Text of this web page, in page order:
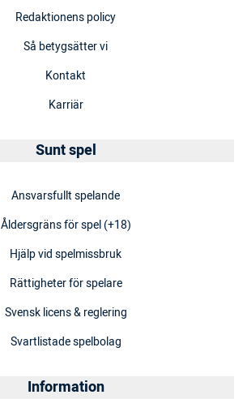
Redaktionens policy
Så betygsätter vi
Kontakt
Karriär
Sunt spel
Ansvarsfullt spelande
Åldersgräns för spel (+18)
Hjälp vid spelmissbruk
Rättigheter för spelare
Svensk licens & reglering
Svartlistade spelbolag
Information